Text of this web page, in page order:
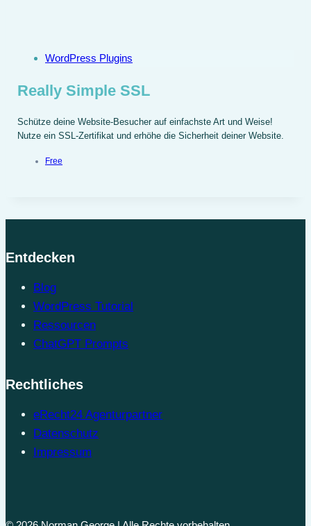
WordPress Plugins
Really Simple SSL
Schütze deine Website-Besucher auf einfachste Art und Weise!
Nutze ein SSL-Zertifikat und erhöhe die Sicherheit deiner Website.
Free
Entdecken
Blog
WordPress Tutorial
Ressourcen
ChatGPT Prompts
Rechtliches
eRecht24 Agenturpartner
Datenschutz
Impressum